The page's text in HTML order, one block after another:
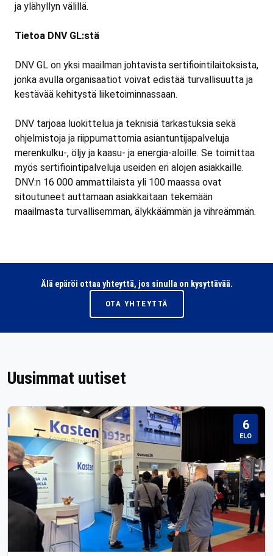
ja ylähyllyn välillä.
Tietoa DNV GL:stä
DNV GL on yksi maailman johtavista sertifiointilaitoksista,
jonka avulla organisaatiot voivat edistää turvallisuutta ja
kestävää kehitystä liiketoiminnassaan.
DNV tarjoaa luokittelua ja teknisiä tarkastuksia sekä
ohjelmistoja ja riippumattomia asiantuntijapalveluja
merenkulku-, öljy ja kaasu- ja energia-aloille. Se toimittaa
myös sertifiointipalveluja useiden eri alojen asiakkaille.
DNV:n 16 000 ammattilaista yli 100 maassa ovat
sitoutuneet auttamaan asiakkaitaan tekemään
maailmasta turvallisemman, älykkäämmän ja vihreämmän.
Älä epäröi ottaa yhteyttä, jos sinulla on kysyttävää.
OTA YHTEYTTÄ
Uusimmat uutiset
6
ELO